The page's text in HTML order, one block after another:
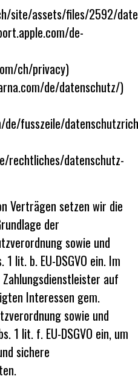
site/assets/files/2592/
de-
ch/privacy)
de/datenschutz/)
fusszeile/
rechtliches/datenschutz-
Verträgen setzen wir die
der
sowie und
lit. b. EU-DSGVO ein. Im
auf
Interessen gem.
sowie und
1 lit. f. EU-DSGVO ein, um
sichere